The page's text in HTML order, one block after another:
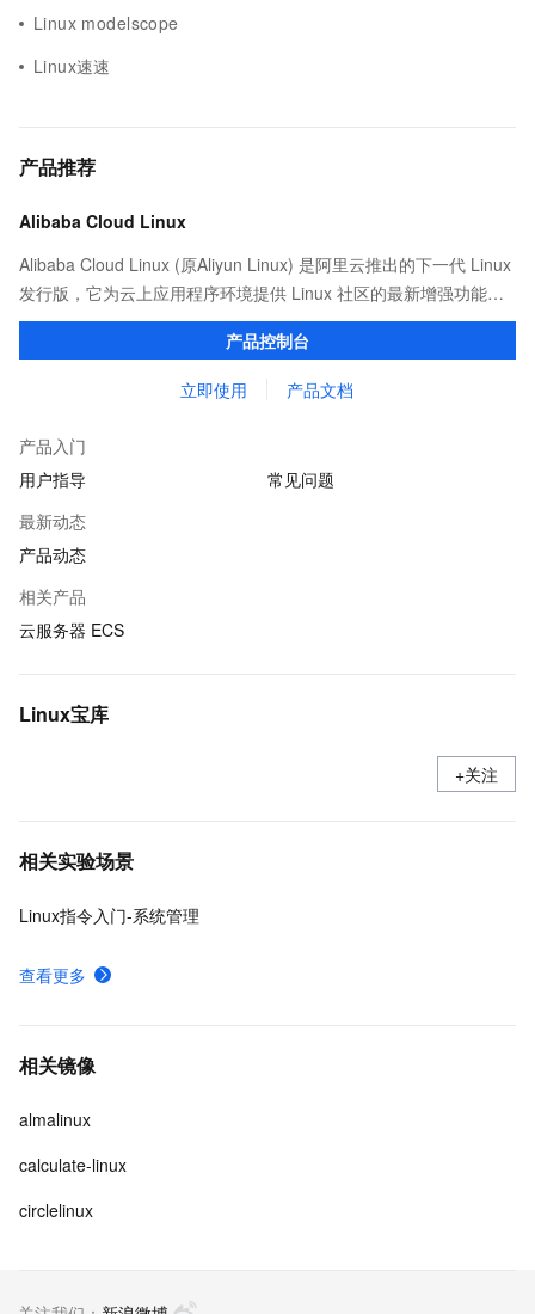
Linux modelscope
Linux速速
产品推荐
Alibaba Cloud Linux
Alibaba Cloud Linux (原Aliyun Linux) 是阿里云推出的下一代 Linux
发行版，它为云上应用程序环境提供 Linux 社区的最新增强功能，
在提供云上最佳用户体验的同时，也针对阿里云基础设施做了深度
产品控制台
立即使用 产品文档
产品入门
用户指导
常见问题
最新动态
产品动态
相关产品
云服务器 ECS
Linux宝库
+关注
相关实验场景
Linux指令入门-系统管理
查看更多
相关镜像
almalinux
calculate-linux
circlelinux